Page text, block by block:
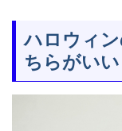
ハロウィ
ちらがいい